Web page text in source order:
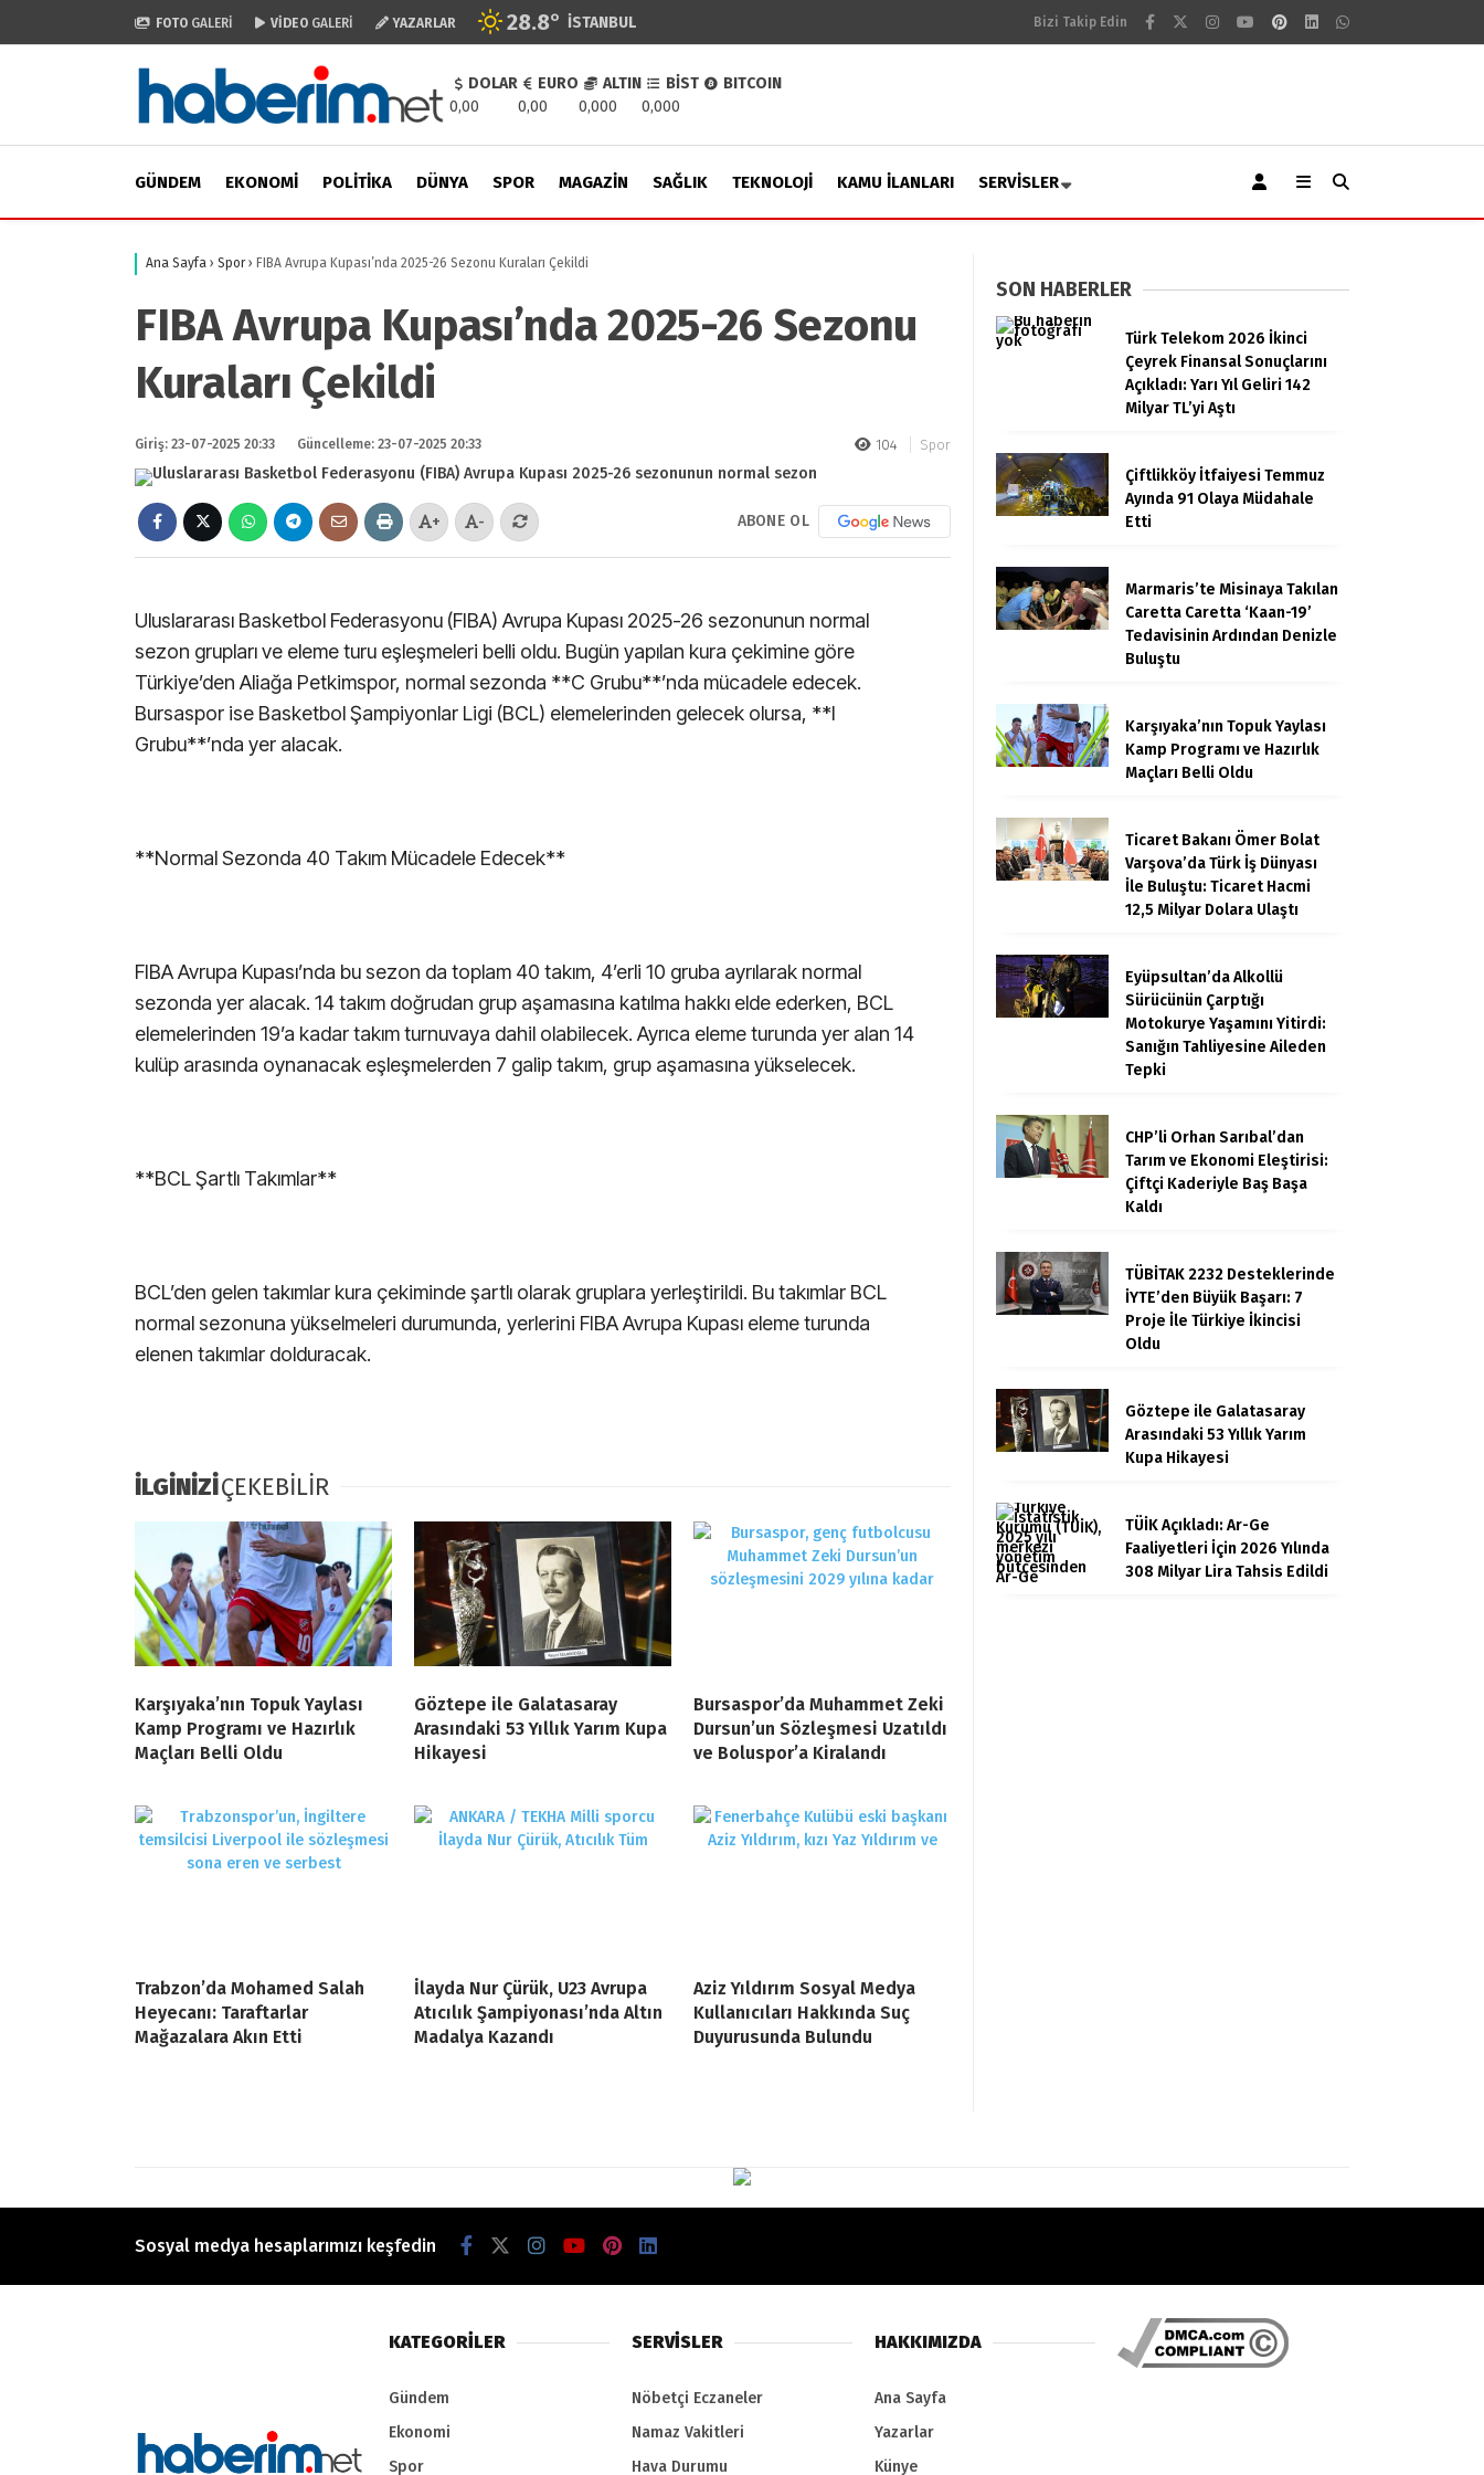
FOTO GALERİ VİDEO GALERİ YAZARLAR 28.8° İSTANBUL Bizi Takip Edin
DOLAR
0,00
EURO
0,00
ALTIN
0,000
BİST
0,000
BITCOIN
GÜNDEM EKONOMI POLITIKA DÜNYA SPOR MAGAZIN SAĞLIK TEKNOLOJI KAMU İLANLARI SERVISLER
Ana Sayfa › Spor› FIBA Avrupa Kupası’nda 2025-26 Sezonu Kuraları Çekildi
FIBA Avrupa Kupası’nda 2025-26 Sezonu
Kuraları Çekildi
Giriş: 23-07-2025 20:33 Güncelleme: 23-07-2025 20:33 104 Spor
+ - ABONE OL
Uluslararası Basketbol Federasyonu (FIBA) Avrupa Kupası 2025-26 sezonunun normal
sezon grupları ve eleme turu eşleşmeleri belli oldu. Bugün yapılan kura çekimine göre
Türkiye’den Aliağa Petkimspor, normal sezonda **C Grubu**’nda mücadele edecek.
Bursaspor ise Basketbol Şampiyonlar Ligi (BCL) elemelerinden gelecek olursa, **I
Grubu**’nda yer alacak.
**Normal Sezonda 40 Takım Mücadele Edecek**
FIBA Avrupa Kupası’nda bu sezon da toplam 40 takım, 4’erli 10 gruba ayrılarak normal
sezonda yer alacak. 14 takım doğrudan grup aşamasına katılma hakkı elde ederken, BCL
elemelerinden 19’a kadar takım turnuvaya dahil olabilecek. Ayrıca eleme turunda yer alan 14
kulüp arasında oynanacak eşleşmelerden 7 galip takım, grup aşamasına yükselecek.
**BCL Şartlı Takımlar**
BCL’den gelen takımlar kura çekiminde şartlı olarak gruplara yerleştirildi. Bu takımlar BCL
normal sezonuna yükselmeleri durumunda, yerlerini FIBA Avrupa Kupası eleme turunda
elenen takımlar dolduracak.
İLGİNİZİÇEKEBİLİR
Karşıyaka’nın Topuk Yaylası
Kamp Programı ve Hazırlık
Maçları Belli Oldu
Göztepe ile Galatasaray
Arasındaki 53 Yıllık Yarım Kupa
Hikayesi
Bursaspor’da Muhammet Zeki
Dursun’un Sözleşmesi Uzatıldı
ve Boluspor’a Kiralandı
Trabzon’da Mohamed Salah
Heyecanı: Taraftarlar
Mağazalara Akın Etti
İlayda Nur Çürük, U23 Avrupa
Atıcılık Şampiyonası’nda Altın
Madalya Kazandı
Aziz Yıldırım Sosyal Medya
Kullanıcıları Hakkında Suç
Duyurusunda Bulundu
SON HABERLER
Türk Telekom 2026 İkinci
Çeyrek Finansal Sonuçlarını
Açıkladı: Yarı Yıl Geliri 142
Milyar TL’yi Aştı
Çiftlikköy İtfaiyesi Temmuz
Ayında 91 Olaya Müdahale
Etti
Marmaris’te Misinaya Takılan
Caretta Caretta ‘Kaan-19’
Tedavisinin Ardından Denizle
Buluştu
Karşıyaka’nın Topuk Yaylası
Kamp Programı ve Hazırlık
Maçları Belli Oldu
Ticaret Bakanı Ömer Bolat
Varşova’da Türk İş Dünyası
İle Buluştu: Ticaret Hacmi
12,5 Milyar Dolara Ulaştı
Eyüpsultan’da Alkollü
Sürücünün Çarptığı
Motokurye Yaşamını Yitirdi:
Sanığın Tahliyesine Aileden
Tepki
CHP’li Orhan Sarıbal’dan
Tarım ve Ekonomi Eleştirisi:
Çiftçi Kaderiyle Baş Başa
Kaldı
TÜBİTAK 2232 Desteklerinde
İYTE’den Büyük Başarı: 7
Proje İle Türkiye İkincisi
Oldu
Göztepe ile Galatasaray
Arasındaki 53 Yıllık Yarım
Kupa Hikayesi
TÜİK Açıkladı: Ar-Ge
Faaliyetleri İçin 2026 Yılında
308 Milyar Lira Tahsis Edildi
Sosyal medya hesaplarımızı keşfedin
KATEGORİLER
Gündem
Ekonomi
Spor
SERVİSLER
Nöbetçi Eczaneler
Namaz Vakitleri
Hava Durumu
HAKKIMIZDA
Ana Sayfa
Yazarlar
Künye